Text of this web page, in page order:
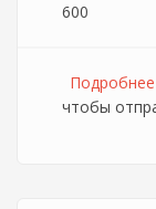
600
Подробнее
чтобы